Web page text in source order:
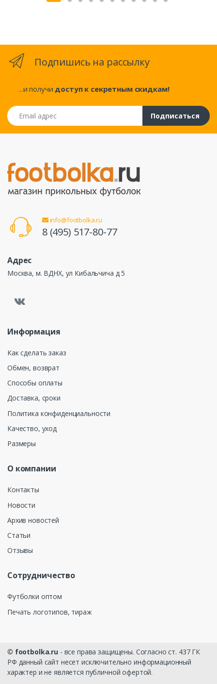
Подпишись на рассылку
...и получи доступ к секретным скидкам!
Email адрес
Подписаться
info@footbolka.ru
8 (495) 517-80-77
Адрес
Москва, м. ВДНХ, ул Кибальчича д 5
Информация
Как сделать заказ
Обмен, возврат
Способы оплаты
Доставка, сроки
Политика конфиденциальности
Качество, уход
Размеры
О компании
Контакты
Новости
Архив новостей
Статьи
Отзывы
Сотрудничество
Футболки оптом
Печать логотипов, тираж
© footbolka.ru - все права защищены. Согласно ст. 437 ГК
РФ данный сайт несет исключительно информационный
характер и не является публичной офертой.